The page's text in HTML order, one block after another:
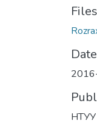
Files
Date
НТУУ